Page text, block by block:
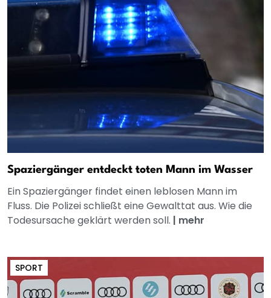
Spaziergänger entdeckt toten Mann im Wasser
Ein Spaziergänger findet einen leblosen Mann im
Fluss. Die Polizei schließt eine Gewalttat aus. Wie die
Todesursache geklärt werden soll. | mehr
SPORT